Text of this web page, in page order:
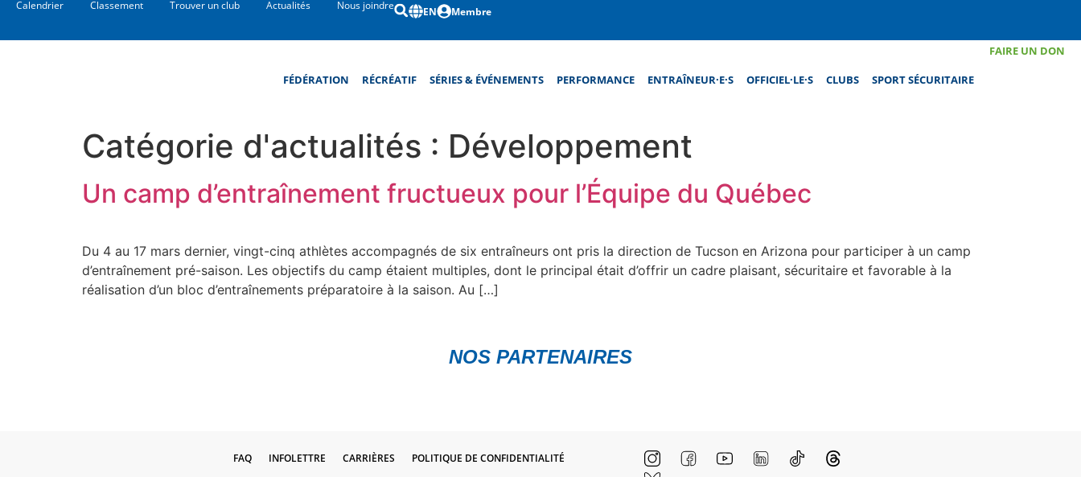
Calendrier Classement Trouver un club Actualités Nous joindre EN Membre
FÉDÉRATION RÉCRÉATIF SÉRIES & ÉVÉNEMENTS PERFORMANCE ENTRAÎNEUR·E·S OFFICIEL·LE·S CLUBS SPORT SÉCURITAIRE
FAIRE UN DON
Catégorie d'actualités : Développement
Un camp d’entraînement fructueux pour l’Équipe du Québec
Du 4 au 17 mars dernier, vingt-cinq athlètes accompagnés de six entraîneurs ont pris la direction de Tucson en Arizona pour participer à un camp
d’entraînement pré-saison. Les objectifs du camp étaient multiples, dont le principal était d’offrir un cadre plaisant, sécuritaire et favorable à la
réalisation d’un bloc d’entraînements préparatoire à la saison. Au […]
NOS PARTENAIRES
FAQ INFOLETTRE CARRIÈRES POLITIQUE DE CONFIDENTIALITÉ